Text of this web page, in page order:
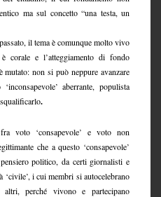
ma sul concetto “una testa, un
il tema è comunque molto vivo
corale e l’atteggiamento di fondo
mutato: non si può neppure avanzare
aberrante, populista
.
voto ‘consapevole’ e voto non
che a questo ‘consapevole’
politico, da certi giornalisti e
i cui membri si autocelebrano
perché vivono e partecipano